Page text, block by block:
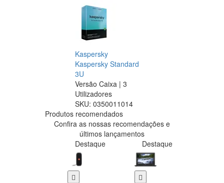
Kaspersky
Kaspersky Standard
3U
Versão Caixa | 3
Utilizadores
SKU: 0350011014
Produtos recomendados
Confira as nossas recomendações e
últimos lançamentos
Destaque
Destaque